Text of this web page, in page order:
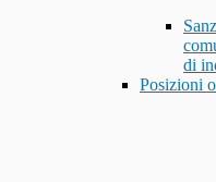
di
Posizioni